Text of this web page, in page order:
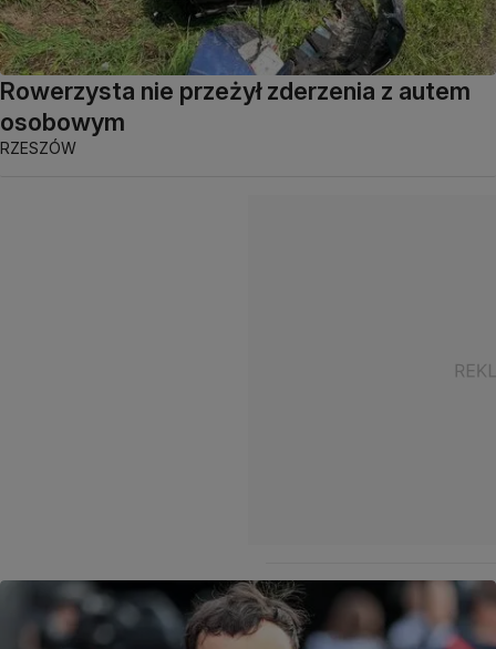
Rowerzysta nie przeżył zderzenia z autem
osobowym
RZESZÓW